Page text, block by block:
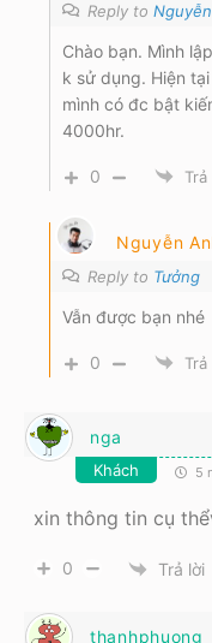
Reply to
Chào bạn. Mình
k sử dụng. Hiện
mình có đc bật
4000hr.
0 Trả
Nguyễn
Reply to Tưởng
Vẫn được bạn nhé
0 Trả
nga
Khách 5
xin thông tin cụ
0 Trả lời
thanhphuong